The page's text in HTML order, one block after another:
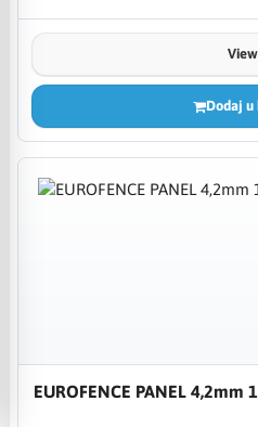
View
Dodaj u
EUROFENCE PANEL 4,2mm